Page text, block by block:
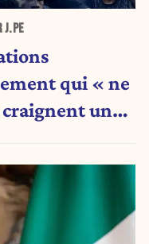
J.PE
qui « ne
une